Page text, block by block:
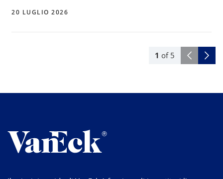
1 of 5
20 LUGLIO 2026